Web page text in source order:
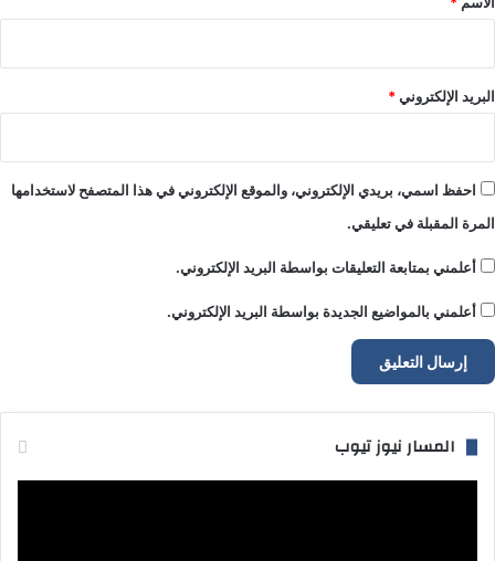
البريد الإلكتروني*
احفظ اسمي، بريدي الإلكتروني، والموقع الإلكتروني في هذا المتصفح لاستخدامها
المرة المقبلة في تعليقي.
أعلمني بمتابعة التعليقات بواسطة البريد الإلكتروني.
أعلمني بالمواضيع الجديدة بواسطة البريد الإلكتروني.
المسار نيوز تيوب